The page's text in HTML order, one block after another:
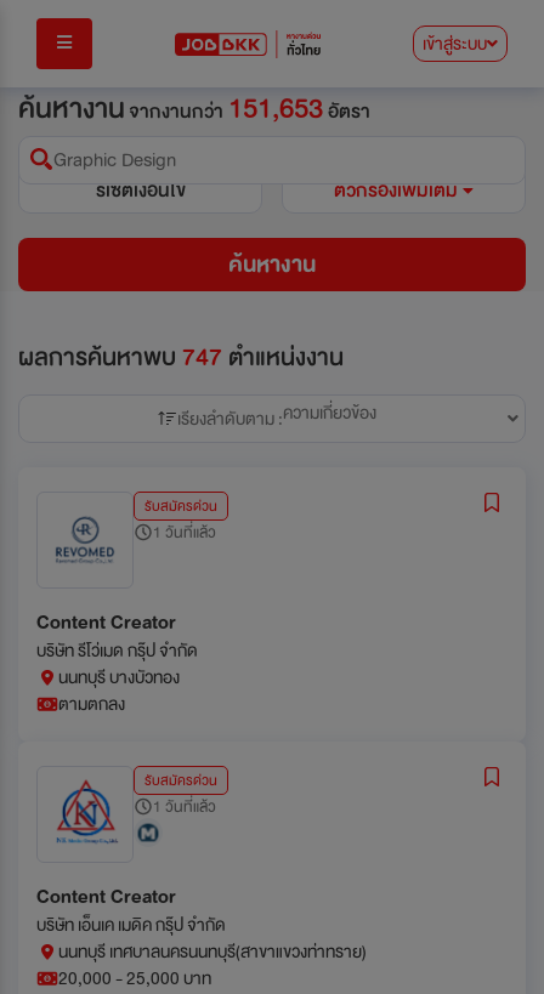
เข้าสู่ระบบ
ค้นหางานจากงานกว่า 151,653อัตรา
Graphic Design
รีเซ็ตเงื่อนไข
ตัวกรองเพิ่มเติม
ค้นหางาน
ผลการค้นหาพบ 747 ตำแหน่งงาน
เรียงลำดับตาม :ความเกี่ยวข้อง
รับสมัครด่วน
1 วันที่แล้ว
Content Creator
บริษัท รีโว่เมด กรุ๊ป จำกัด
นนทบุรี บางบัวทอง
ตามตกลง
รับสมัครด่วน
1 วันที่แล้ว
Content Creator
บริษัท เอ็นเค เมดิค กรุ๊ป จำกัด
นนทบุรี เทศบาลนครนนทบุรี(สาขาแขวงท่าทราย)
20,000 - 25,000 บาท